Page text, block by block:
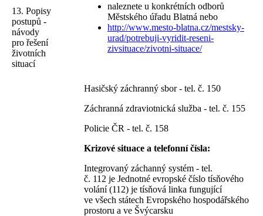
13. Popisy
postupů -
návody
pro řešení
životních
situací
naleznete u konkrétních odborů
Městského úřadu Blatná nebo
http://www.mesto-blatna.cz/mestsky-
urad/potrebuji-vyridit-reseni-
zivsituace/zivotni-situace/
Hasičský záchranný sbor - tel. č. 150
Záchranná zdraviotnická služba - tel. č. 155
Policie ČR - tel. č. 158
Krizové situace a telefonní čísla:
Integrovaný záchanný systém - tel.
č. 112 je Jednotné evropské číslo tísňového
volání (112) je tísňová linka fungující
ve všech státech Evropského hospodářského
prostoru a ve Švýcarsku